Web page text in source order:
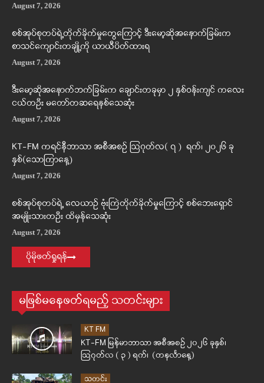
August 7, 2026
စစ်အုပ်စုတပ်ရဲ့တိုက်ခိုက်မှုတွေကြောင့် ဒီးမော့ဆိုအနောက်ခြမ်းက
စာသင်ကျောင်းတချို့ကို ယာယီပိတ်ထားရ
August 7, 2026
ဒီးမော့ဆိုအနောက်ဘက်ခြမ်းက ချောင်းတခုမှာ ၂ နှစ်ဝန်းကျင် ကလေး
ငယ်တဦး မတော်တဆရေနစ်သေဆုံး
August 7, 2026
KT-FM ကရင်နီဘာသာ အစီအစဉ် ဩဂုတ်လ( ၇ ) ရက်၊ ၂၀၂၆ ခု
နှစ်(သောကြာနေ့)
August 7, 2026
စစ်အုပ်စုတပ်ရဲ့ လေယာဉ် ဗုံးကြဲတိုက်ခိုက်မှုကြောင့် စစ်ဘေးရှောင်
အမျိုးသားတဦး ထိမှန်သေဆုံး
August 7, 2026
ပိုမိုဖတ်ရှုရန်
မဖြစ်မနေဖတ်ရမည့် သတင်းများ
KT FM
KT-FM မြန်မာဘာသာ အစီအစဉ် ၂၀၂၆ ခုနှစ်၊
ဩဂုတ်လ ( ၃ ) ရက်၊ (တနင်္လာနေ့)
သတင်း